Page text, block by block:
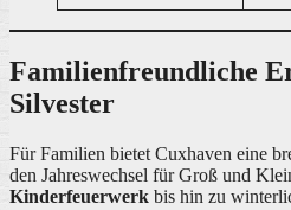
Familienfreundliche
Silvester
Für Familien bietet Cuxhaven eine
den Jahreswechsel für Groß und
Kinderfeuerwerk bis hin zu